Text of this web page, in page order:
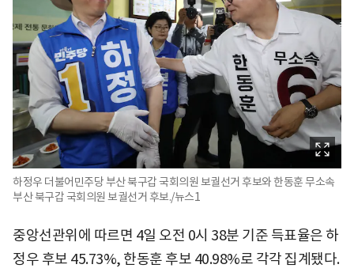
하정우 더불어민주당 부산 북구갑 국회의원 보궐선거 후보와 한동훈 무소속
부산 북구갑 국회의원 보궐선거 후보./뉴스1
중앙선관위에 따르면 4일 오전 0시 38분 기준 득표율은 하
정우 후보 45.73%, 한동훈 후보 40.98%로 각각 집계됐다.